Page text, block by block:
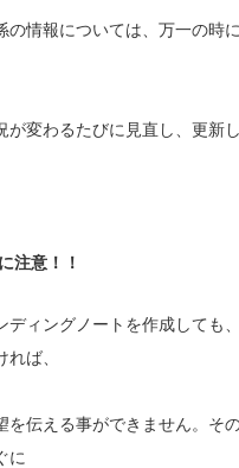
の情報については、万一の時
が変わるたびに見直し、更新し
注意！！
ディングノートを作成しても
ば、
を伝える事ができません。そ
に